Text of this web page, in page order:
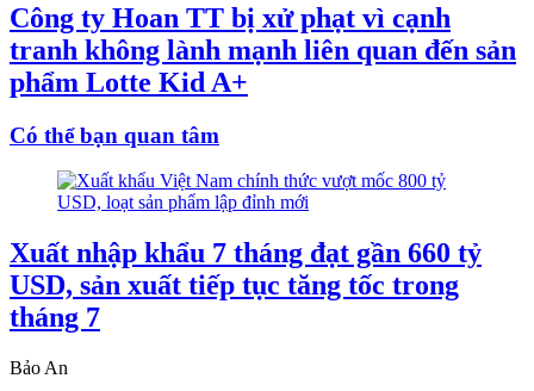
Công ty Hoan TT bị xử phạt vì cạnh
tranh không lành mạnh liên quan đến sản
phẩm Lotte Kid A+
Có thể bạn quan tâm
Xuất nhập khẩu 7 tháng đạt gần 660 tỷ
USD, sản xuất tiếp tục tăng tốc trong
tháng 7
Bảo An